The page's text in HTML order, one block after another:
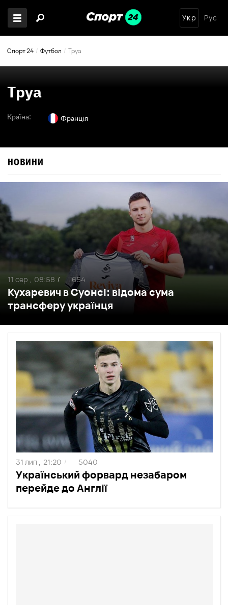
Укр Рус
Спорт 24 Футбол Труа
Труа
Країна: Франція
НОВИНИ
Кухаревич в Суонсі: відома сума
трансферу українця
11 сер , 08:58 / 654
Український форвард незабаром
перейде до Англії
31 лип , 21:20 / 5040